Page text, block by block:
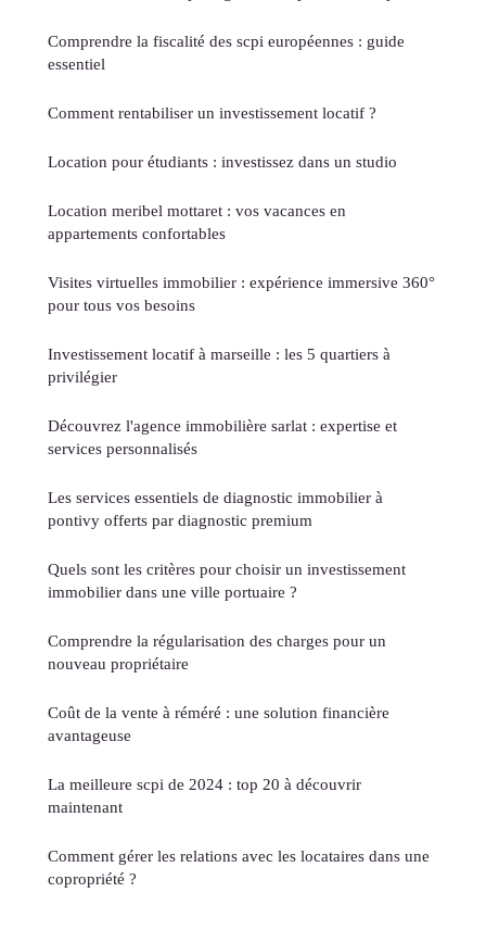
Comprendre la fiscalité des scpi européennes : guide
essentiel
Comment rentabiliser un investissement locatif ?
Location pour étudiants : investissez dans un studio
Location meribel mottaret : vos vacances en
appartements confortables
Visites virtuelles immobilier : expérience immersive 360°
pour tous vos besoins
Investissement locatif à marseille : les 5 quartiers à
privilégier
Découvrez l'agence immobilière sarlat : expertise et
services personnalisés
Les services essentiels de diagnostic immobilier à
pontivy offerts par diagnostic premium
Quels sont les critères pour choisir un investissement
immobilier dans une ville portuaire ?
Comprendre la régularisation des charges pour un
nouveau propriétaire
Coût de la vente à réméré : une solution financière
avantageuse
La meilleure scpi de 2024 : top 20 à découvrir
maintenant
Comment gérer les relations avec les locataires dans une
copropriété ?